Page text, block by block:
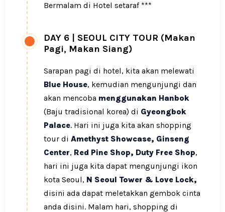
Bermalam di Hotel setaraf ***
DAY 6
SEOUL CITY TOUR (Makan
Pagi, Makan Siang)
Sarapan pagi di hotel, kita akan melewati
Blue House, kemudian mengunjungi dan
akan mencoba menggunakan Hanbok
(Baju tradisional korea) di Gyeongbok
Palace. Hari ini juga kita akan shopping
tour di Amethyst Showcase, Ginseng
Center, Red Pine Shop, Duty Free Shop,
hari ini juga kita dapat mengunjungi ikon
kota Seoul, N Seoul Tower & Love Lock,
disini ada dapat meletakkan gembok cinta
anda disini. Malam hari, shopping di